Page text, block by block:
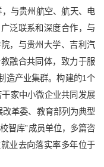
与贵州航空、航天、电
泛联系和深度合作，与
，与贵州大学、吉利汽
融合共同体，致力于服
造产业集群。构建的1个
家中小微企业共同发展
改革委、教育部列为典型
智库”成员单位，多篇咨
业去向落实率多年位于